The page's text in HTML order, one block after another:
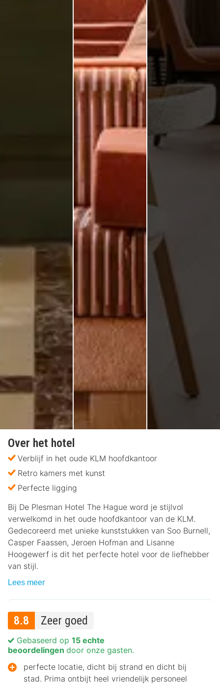
Over het hotel
Verblijf in het oude KLM hoofdkantoor
Retro kamers met kunst
Perfecte ligging
Bij De Plesman Hotel The Hague word je stijlvol
verwelkomd in het oude hoofdkantoor van de KLM.
Gedecoreerd met unieke kunststukken van Soo Burnell,
Casper Faassen, Jeroen Hofman and Lisanne
Hoogewerf is dit het perfecte hotel voor de liefhebber
van stijl.
Lees meer
8.8 Zeer goed
Gebaseerd op 15 echte
beoordelingen door onze gasten.
perfecte locatie, dicht bij strand en dicht bij
stad. Prima ontbijt heel vriendelijk personeel